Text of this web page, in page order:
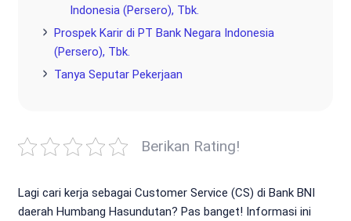
Indonesia (Persero), Tbk.
Prospek Karir di PT Bank Negara Indonesia
(Persero), Tbk.
Tanya Seputar Pekerjaan
Berikan Rating!
Lagi cari kerja sebagai Customer Service (CS) di Bank BNI
daerah Humbang Hasundutan? Pas banget! Informasi ini